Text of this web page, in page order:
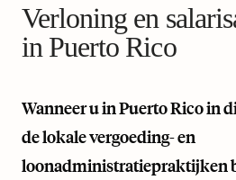
Verloning en
in Puerto Rico
Wanneer u in Puerto Rico in
de lokale vergoeding- en
loonadministratiepraktijken